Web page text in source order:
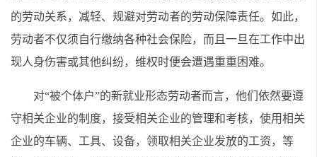
的劳动关系，减轻、规避对劳动者的劳动保障责任。如此，
劳动者不仅须自行缴纳各种社会保险，而且一旦在工作中出
现人身伤害或其他纠纷，维权时便会遭遇重重困难。
对“被个体户”的新就业形态劳动者而言，他们依然要遵
守相关企业的制度，接受相关企业的管理和考核，使用相关
企业的车辆、工具、设备，领取相关企业发放的工资，等